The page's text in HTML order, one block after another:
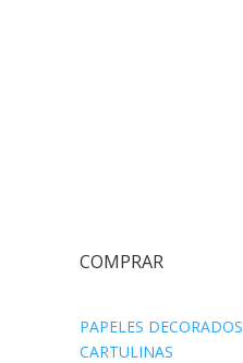
COMPRAR
PAPELES DECORADOS
CARTULINAS